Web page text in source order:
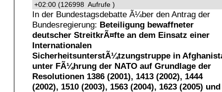
+02:00 (126998 Aufrufe )
In der Bundestagsdebatte Ã¼ber den Antrag der
Bundesregierung: Beteiligung bewaffneter
deutscher StreitkrÃ¤fte an dem Einsatz einer
Internationalen
SicherheitsunterstÃ¼tzungstruppe in
unter FÃ¼hrung der NATO auf Grundlage der
Resolutionen 1386 (2001), 1413 (2002), 1444
(2002), 1510 (2003), 1563 (2004), 1623 (2005) und